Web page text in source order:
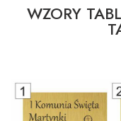
WZORY